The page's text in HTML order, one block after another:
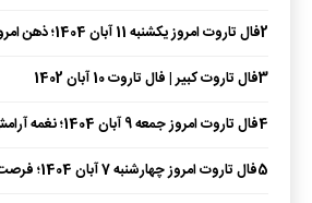
2فال تاروت امروز یکشنبه 11 آبان 1404؛ ذهن امروز
3فال تاروت کبیر | فال تاروت 10 آبان 1402
4فال تاروت امروز جمعه 9 آبان 1404؛ نغمه آرامش
5فال تاروت امروز چهارشنبه 7 آبان 1404؛ فرصت های روز